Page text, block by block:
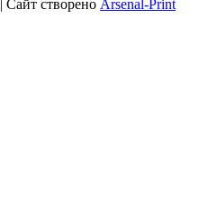
| Сайт створено Arsenal-Print